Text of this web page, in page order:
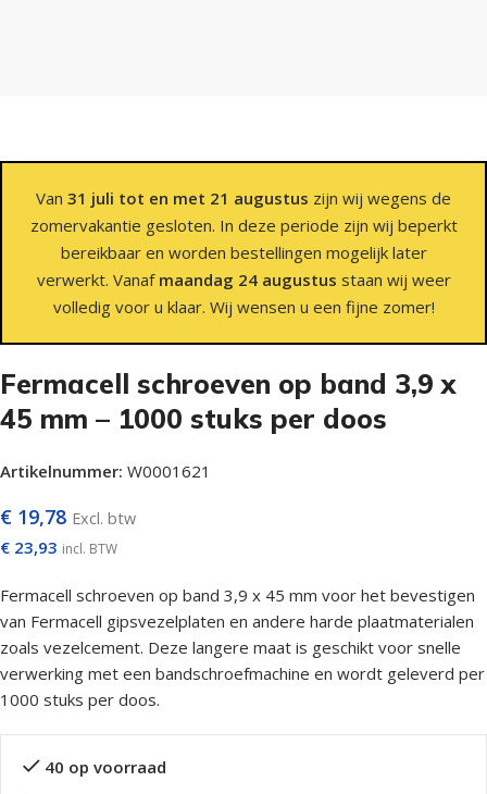
Van 31 juli tot en met 21 augustus zijn wij wegens de
zomervakantie gesloten. In deze periode zijn wij beperkt
bereikbaar en worden bestellingen mogelijk later
verwerkt. Vanaf maandag 24 augustus staan wij weer
volledig voor u klaar. Wij wensen u een fijne zomer!
Fermacell schroeven op band 3,9 x
45 mm – 1000 stuks per doos
Artikelnummer: W0001621
€ 19,78 Excl. btw
€ 23,93 incl. BTW
Fermacell schroeven op band 3,9 x 45 mm voor het bevestigen
van Fermacell gipsvezelplaten en andere harde plaatmaterialen
zoals vezelcement. Deze langere maat is geschikt voor snelle
verwerking met een bandschroefmachine en wordt geleverd per
1000 stuks per doos.
40 op voorraad